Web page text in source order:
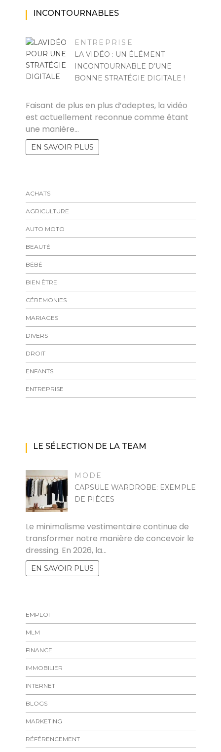
INCONTOURNABLES
ENTREPRISE
LA VIDÉO : UN ÉLÉMENT
INCONTOURNABLE D’UNE
BONNE STRATÉGIE DIGITALE !
Faisant de plus en plus d’adeptes, la vidéo
est actuellement reconnue comme étant
une manière…
EN SAVOIR PLUS
ACHATS
AGRICULTURE
AUTO MOTO
BEAUTÉ
BÉBÉ
BIEN ÊTRE
CÉREMONIES
MARIAGES
DIVERS
DROIT
ENFANTS
ENTREPRISE
LE SÉLECTION DE LA TEAM
MODE
CAPSULE WARDROBE: EXEMPLE
DE PIÈCES
Le minimalisme vestimentaire continue de
transformer notre manière de concevoir le
dressing. En 2026, la…
EN SAVOIR PLUS
EMPLOI
MLM
FINANCE
IMMOBILIER
INTERNET
BLOGS
MARKETING
RÉFÉRENCEMENT